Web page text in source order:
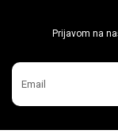
Prijavom na